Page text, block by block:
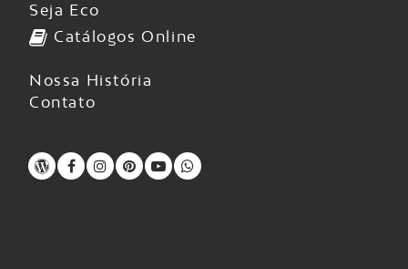
Seja Eco
Catálogos Online
Nossa História
Contato